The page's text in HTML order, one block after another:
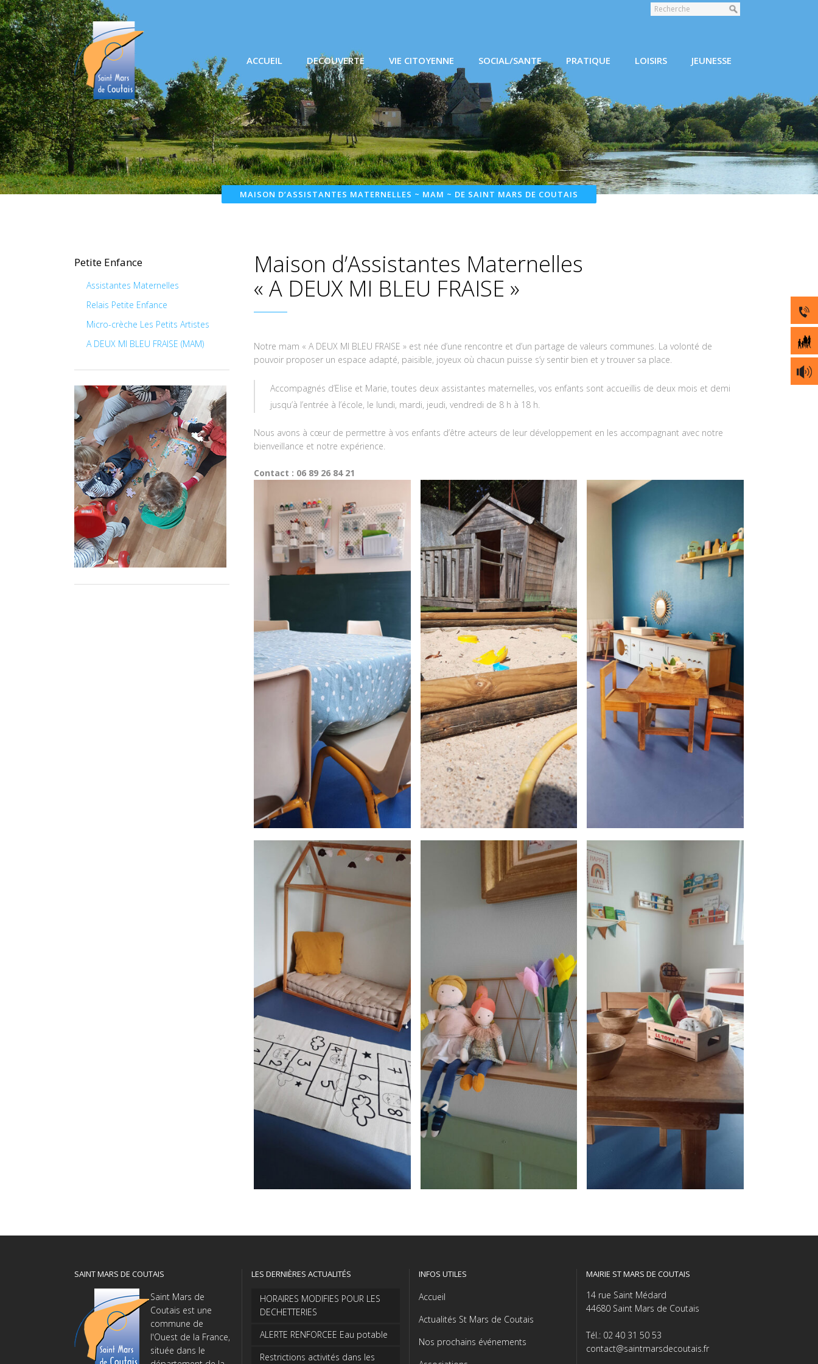
ACCUEIL DECOUVERTE VIE CITOYENNE SOCIAL/SANTE PRATIQUE LOISIRS JEUNESSE
MAISON D’ASSISTANTES MATERNELLES ~ MAM ~ DE SAINT MARS DE COUTAIS
Petite Enfance
Assistantes Maternelles
Relais Petite Enfance
Micro-crèche Les Petits Artistes
A DEUX MI BLEU FRAISE (MAM)
Maison d’Assistantes Maternelles
« A DEUX MI BLEU FRAISE »
Notre mam « A DEUX MI BLEU FRAISE » est née d’une rencontre et d’un partage de valeurs communes. La volonté de
pouvoir proposer un espace adapté, paisible, joyeux où chacun puisse s’y sentir bien et y trouver sa place.
Accompagnés d’Elise et Marie, toutes deux assistantes maternelles, vos enfants sont accueillis de deux mois et demi
jusqu’à l’entrée à l’école, le lundi, mardi, jeudi, vendredi de 8 h à 18 h.
Nous avons à cœur de permettre à vos enfants d’être acteurs de leur développement en les accompagnant avec notre
bienveillance et notre expérience.
Contact : 06 89 26 84 21
SAINT MARS DE COUTAIS
Saint Mars de
Coutais est une
commune de
l'Ouest de la France,
située dans le
LES DERNIÈRES ACTUALITÉS
HORAIRES MODIFIES POUR LES
DECHETTERIES
ALERTE RENFORCEE Eau potable
Restrictions activités dans les
INFOS UTILES
Accueil
Actualités St Mars de Coutais
Nos prochains événements
MAIRIE ST MARS DE COUTAIS
14 rue Saint Médard
44680 Saint Mars de Coutais
Tél.: 02 40 31 50 53
contact@saintmarsdecoutais.fr